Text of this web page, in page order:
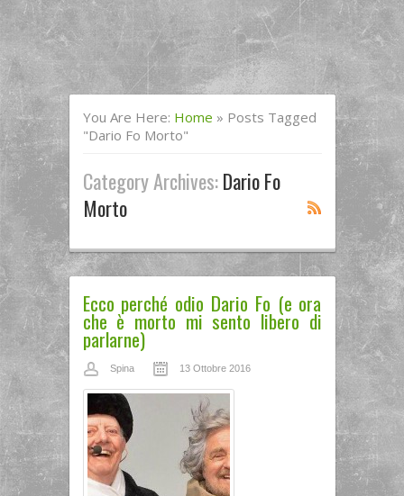
You Are Here: Home » Posts Tagged
"dario Fo Morto"
Category Archives:Dario Fo
Morto
Ecco perché odio Dario Fo (e ora
che è morto mi sento libero di
parlarne)
Spina 13 Ottobre 2016